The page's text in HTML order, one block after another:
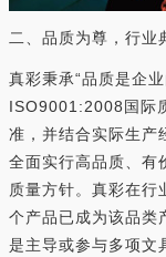
二、品质为尊，行业
真彩秉承“品质是企
ISO9001:2008国际
准，并结合实际生产
全面实行高品质、有
质量方针。真彩在行
个产品已成为该品类
是主导或参与多项文